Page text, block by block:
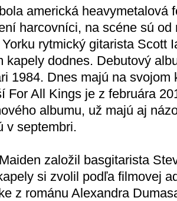
americká heavymetalová
harcovníci, na scéne sú od
rytmický gitarista Scott
kapely dodnes. Debutový
1984. Dnes majú na svojom
For All Kings je z februára
albumu, už majú aj
v septembri.
založil basgitarista
si zvolil podľa filmovej
z románu Alexandra